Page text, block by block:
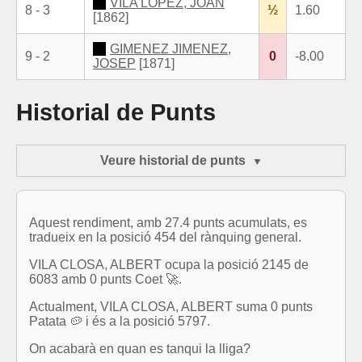
8 - 3
[1862]
½ 1.60
9 - 2
GIMENEZ JIMENEZ,
JOSEP [1871]
0 -8.00
Historial de Punts
Veure historial de punts
Aquest rendiment, amb 27.4 punts acumulats, es
tradueix en la posició 454 del rànquing general.
VILA CLOSA, ALBERT ocupa la posició 2145 de
6083 amb 0 punts Coet 🚀.
Actualment, VILA CLOSA, ALBERT suma 0 punts
Patata 🥔 i és a la posició 5797.
On acabarà en quan es tanqui la lliga?